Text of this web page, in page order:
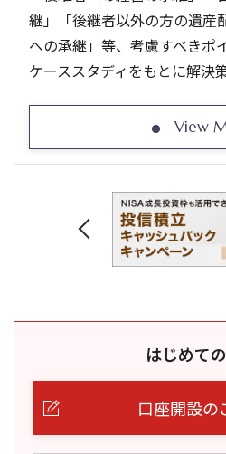
継」「後継者以外の方の遺産
への承継」等、考慮すべきポ
ケーススタディをもとに解決
View
はじめて
口座開設の